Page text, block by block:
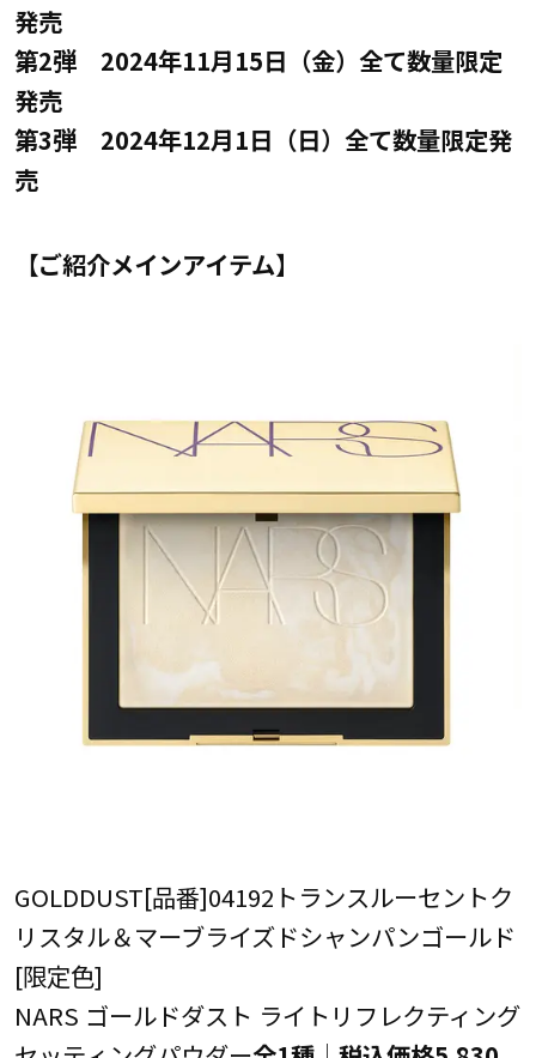
発売
第2弾 2024年11月15日（金）全て数量限定
発売
第3弾 2024年12月1日（日）全て数量限定発
売
【ご紹介メインアイテム】
GOLDDUST[品番]04192トランスルーセントク
リスタル＆マーブライズドシャンパンゴールド
[限定色]
NARS ゴールドダスト ライトリフレクティング